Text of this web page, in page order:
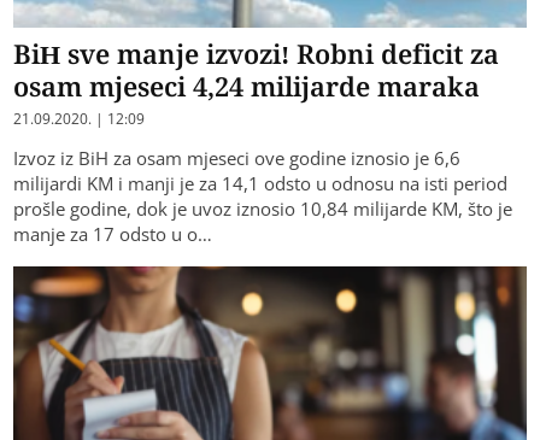
BiH sve manje izvozi! Robni deficit za
osam mjeseci 4,24 milijarde maraka
21.09.2020. | 12:09
Izvoz iz BiH za osam mjeseci ove godine iznosio je 6,6
milijardi KM i manji je za 14,1 odsto u odnosu na isti period
prošle godine, dok je uvoz iznosio 10,84 milijarde KM, što je
manje za 17 odsto u o…